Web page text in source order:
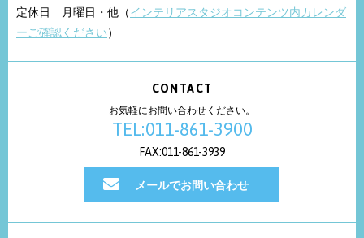
定休日 月曜日・他（インテリアスタジオコンテンツ内カレンダ
ーご確認ください）
CONTACT
お気軽にお問い合わせください。
TEL:011-861-3900
FAX:011-861-3939
メールでお問い合わせ